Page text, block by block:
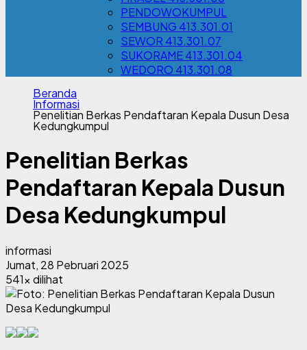
PENDOWOKUMPUL
SEMBUNG 413.301.01
SEWOR 413.301.07
SUKORAME 413.301.04
WEDORO 413.301.08
Beranda
Informasi
Penelitian Berkas Pendaftaran Kepala Dusun Desa
Kedungkumpul
Penelitian Berkas
Pendaftaran Kepala Dusun
Desa Kedungkumpul
informasi
Jumat, 28 Pebruari 2025
541x dilihat